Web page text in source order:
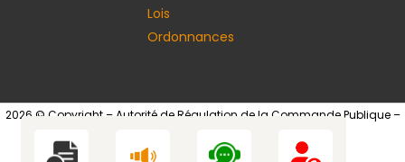
Lois
Ordonnances
2026 © Copyright – Autorité de Régulation de la Commande Publique –